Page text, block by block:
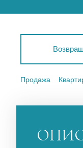
Продажа